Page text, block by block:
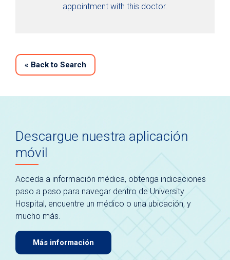
appointment with this doctor.
« Back to Search
Descargue nuestra aplicación
móvil
Acceda a información médica, obtenga indicaciones
paso a paso para navegar dentro de University
Hospital, encuentre un médico o una ubicación, y
mucho más.
Más información